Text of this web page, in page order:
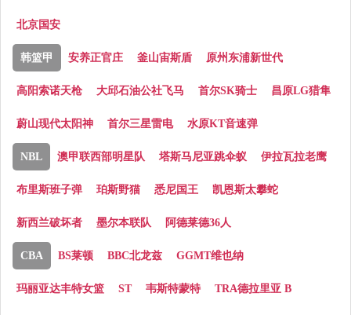
北京国安
韩篮甲 安养正官庄 釜山宙斯盾 原州东浦新世代
高阳索诺天枪 大邱石油公社飞马 首尔SK骑士 昌原LG猎隼
蔚山现代太阳神 首尔三星雷电 水原KT音速弹
NBL 澳甲联西部明星队 塔斯马尼亚跳伞蚁 伊拉瓦拉老鹰
布里斯班子弹 珀斯野猫 悉尼国王 凯恩斯太攀蛇
新西兰破坏者 墨尔本联队 阿德莱德36人
CBA BS莱顿 BBC北龙兹 GGMT维也纳
玛丽亚达丰特女篮 ST 韦斯特蒙特 TRA德拉里亚 B